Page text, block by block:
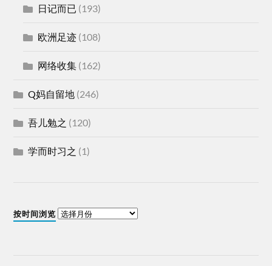
日记而已 (193)
欧洲足迹 (108)
网络收集 (162)
Q妈自留地 (246)
吾儿勉之 (120)
学而时习之 (1)
按时间浏览